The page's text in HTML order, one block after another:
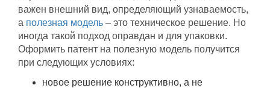
важен внешний вид, определяющий узнаваемость,
а полезная модель – это техническое решение. Но
иногда такой подход оправдан и для упаковки.
Оформить патент на полезную модель получится
при следующих условиях:
новое решение конструктивно, а не